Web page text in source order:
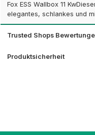
Fox ESS Wallbox 11
elegantes, schlankes und
Trusted Shops
Produktsicherheit